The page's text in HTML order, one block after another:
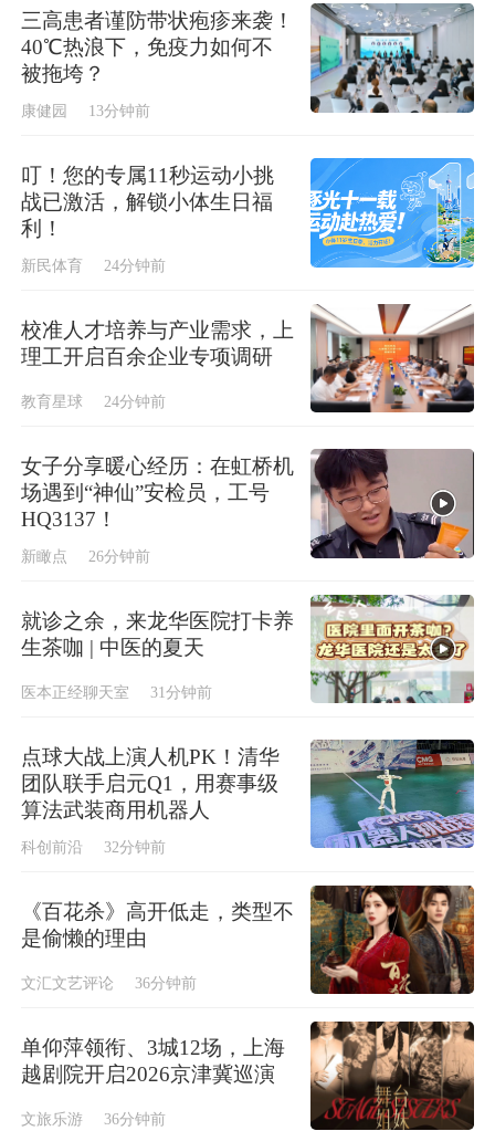
三高患者谨防带状疱疹来袭！
40℃热浪下，免疫力如何不
被拖垮？
康健园 13分钟前
叮！您的专属11秒运动小挑
战已激活，解锁小体生日福
利！
新民体育 24分钟前
校准人才培养与产业需求，上
理工开启百余企业专项调研
教育星球 24分钟前
女子分享暖心经历：在虹桥机
场遇到“神仙”安检员，工号
HQ3137！
新瞰点 26分钟前
就诊之余，来龙华医院打卡养
生茶咖 | 中医的夏天
医本正经聊天室 31分钟前
点球大战上演人机PK！清华
团队联手启元Q1，用赛事级
算法武装商用机器人
科创前沿 32分钟前
《百花杀》高开低走，类型不
是偷懒的理由
文汇文艺评论 36分钟前
单仰萍领衔、3城12场，上海
越剧院开启2026京津冀巡演
文旅乐游 36分钟前